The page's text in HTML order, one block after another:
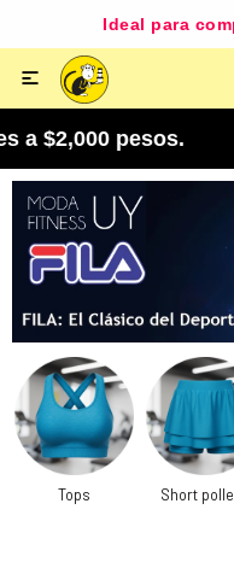
Ideal para

pesos. •
Tops Short